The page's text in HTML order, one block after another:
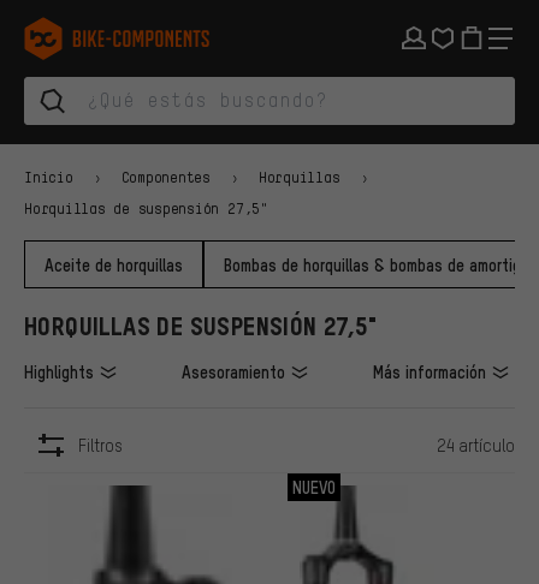
Saltar a la navegación principal
Saltar a la navegación de categorías
Saltar al contenido
Saltar a marcas y al boletín
Saltar al pie de página
bike-components.de Página de inicio
Inicio Componentes Horquillas
Horquillas de suspensión 27,5"
Aceite de horquillas Bombas de horquillas & bombas de
HORQUILLAS DE SUSPENSIÓN 27,5"
Highlights Asesoramiento Más información
Filtros 24 artículo
ARTÍCULOS NUEVO